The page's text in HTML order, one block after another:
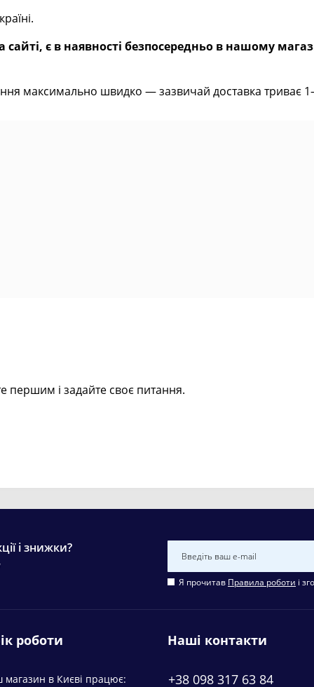
є в наявності безпосередньо в нашому
максимально швидко — зазвичай доставка триває
першим і задайте своє питання.
і знижки?
Я прочитав Правила роботи і
роботи
магазин в Києві працює:
Наші контакти
+38 098 317 63 84